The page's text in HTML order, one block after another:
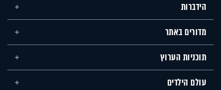
הידברות
מדורים באתר
תוכניות הערוץ
עולם הילדים